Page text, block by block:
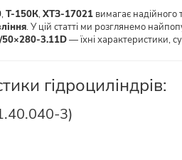
,Т-150К,ХТЗ-17021 вимагає надійного
. У цій статті ми розглянемо
3.11D— їхні характеристики,
гідроциліндрів:
3)